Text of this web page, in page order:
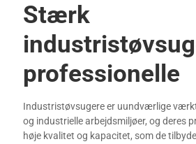
Stærk
professionelle
Industristøvsugere er uundværlige
og industrielle arbejdsmiljøer, og deres
høje kvalitet og kapacitet, som de